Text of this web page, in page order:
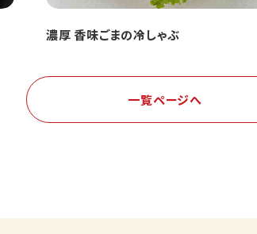
濃厚 香味ごまの冷しゃぶ
一覧ページへ